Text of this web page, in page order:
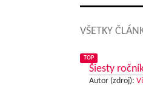
VŠETKY
TOP
Šiesty
Autor (zdroj):